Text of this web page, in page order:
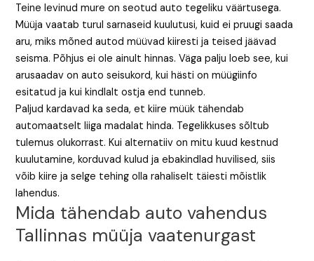
Teine levinud mure on seotud auto tegeliku väärtusega.
Müüja vaatab turul sarnaseid kuulutusi, kuid ei pruugi saada
aru, miks mõned autod müüvad kiiresti ja teised jäävad
seisma. Põhjus ei ole ainult hinnas. Väga palju loeb see, kui
arusaadav on auto seisukord, kui hästi on müügiinfo
esitatud ja kui kindlalt ostja end tunneb.
Paljud kardavad ka seda, et kiire müük tähendab
automaatselt liiga madalat hinda. Tegelikkuses sõltub
tulemus olukorrast. Kui alternatiiv on mitu kuud kestnud
kuulutamine, korduvad kulud ja ebakindlad huvilised, siis
võib kiire ja selge tehing olla rahaliselt täiesti mõistlik
lahendus.
Mida tähendab auto vahendus
Tallinnas müüja vaatenurgast